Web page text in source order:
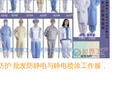
护 批发防静电与静电喷涂工作服，